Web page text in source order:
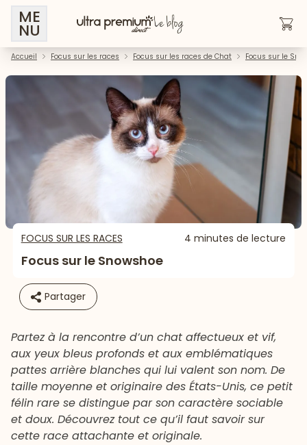
ME
NU
Accueil Focus sur les races Focus sur les races de Chat Focus sur le
FOCUS SUR LES RACES 4 minutes de lecture
Focus sur le Snowshoe
Partager
Partez à la rencontre d’un chat affectueux et vif,
aux yeux bleus profonds et aux emblématiques
pattes arrière blanches qui lui valent son nom. De
taille moyenne et originaire des États-Unis, ce petit
félin rare se distingue par son caractère sociable
et doux. Découvrez tout ce qu’il faut savoir sur
cette race attachante et originale.